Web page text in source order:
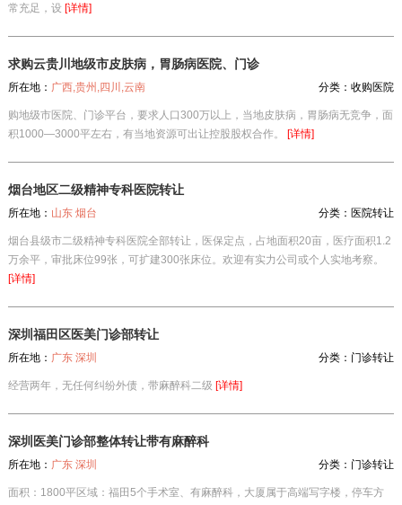
常充足，设 [详情]
求购云贵川地级市皮肤病，胃肠病医院、门诊
所在地： 广西,贵州,四川,云南 分类：收购医院
购地级市医院、门诊平台，要求人口300万以上，当地皮肤病，胃肠病无竞争，面
积1000—3000平左右，有当地资源可出让控股股权合作。
[详情]
烟台地区二级精神专科医院转让
所在地： 山东 烟台 分类： 医院转让
烟台县级市二级精神专科医院全部转让，医保定点，占地面积20亩，医疗面积1.2
万余平，审批床位99张，可扩建300张床位。欢迎有实力公司或个人实地考察。
[详情]
深圳福田区医美门诊部转让
所在地： 广东 深圳 分类： 门诊转让
经营两年，无任何纠纷外债，带麻醉科二级 [详情]
深圳医美门诊部整体转让带有麻醉科
所在地： 广东 深圳 分类： 门诊转让
面积：1800平区域：福田5个手术室、有麻醉科，大厦属于高端写字楼，停车方